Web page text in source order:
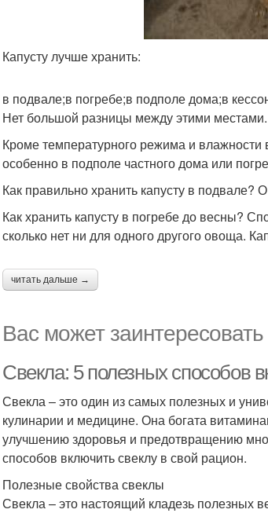
Капусту лучше хранить:
в подвале;в погребе;в подполе дома;в
Нет большой разницы между этими
Кроме температурного режима и
особенно в подполе частного дома или
Как правильно хранить капусту в подвале?
Как хранить капусту в погребе до весны?
сколько нет ни для одного другого овоща.
читать дальше →
Вас может заинтересовать
Свекла: 5 полезных способов
Свекла – это один из самых полезных и
кулинарии и медицине. Она богата
улучшению здоровья и предотвращению
способов включить свеклу в свой рацион.
Полезные свойства свеклы
Свекла – это настоящий кладезь полезных